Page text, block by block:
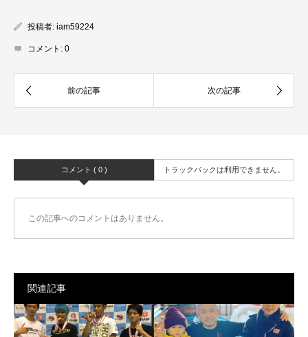
投稿者: iam59224
コメント: 0
コメント ( 0 ) トラックバックは利用できません。
この記事へのコメントはありません。
関連記事